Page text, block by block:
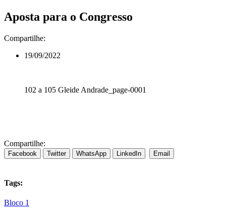
Aposta para o Congresso
Compartilhe:
19/09/2022
102 a 105 Gleide Andrade_page-0001
Compartilhe:
Facebook Twitter WhatsApp LinkedIn Email
Tags:
Bloco 1